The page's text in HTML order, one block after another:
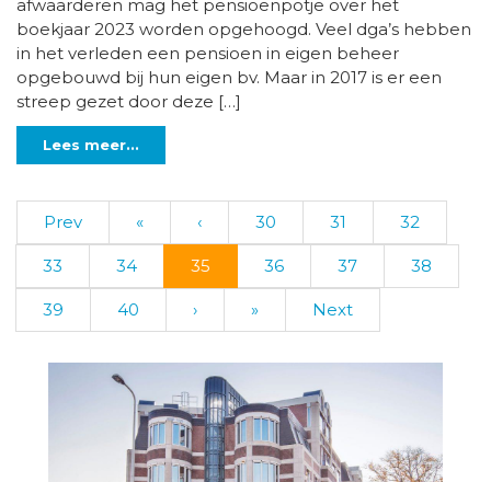
afwaarderen mag het pensioenpotje over het
boekjaar 2023 worden opgehoogd. Veel dga’s hebben
in het verleden een pensioen in eigen beheer
opgebouwd bij hun eigen bv. Maar in 2017 is er een
streep gezet door deze […]
Lees meer...
Prev « ‹ 30 31 32
33 34 35 36 37 38
39 40 › » Next